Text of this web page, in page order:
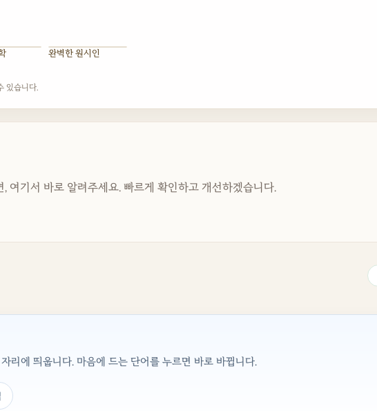
완벽한 원시인
있습니다.
여기서 바로 알려주세요. 빠르게 확인하고 개선하겠습니다.
리에 띄웁니다. 마음에 드는 단어를 누르면 바로 바뀝니다.